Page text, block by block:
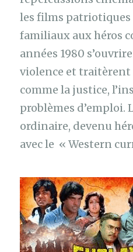
les films patriotiques
familiaux aux héros
années 1980
violence et traitèrent
comme la justice,
problèmes d’emploi.
ordinaire, devenu
avec le « Western